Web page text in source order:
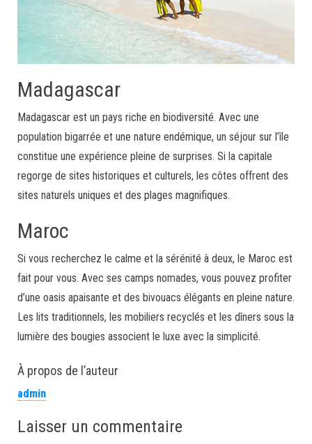
Madagascar
Madagascar est un pays riche en biodiversité. Avec une
population bigarrée et une nature endémique, un séjour sur l’île
constitue une expérience pleine de surprises. Si la capitale
regorge de sites historiques et culturels, les côtes offrent des
sites naturels uniques et des plages magnifiques.
Maroc
Si vous recherchez le calme et la sérénité à deux, le Maroc est
fait pour vous. Avec ses camps nomades, vous pouvez profiter
d’une oasis apaisante et des bivouacs élégants en pleine nature.
Les lits traditionnels, les mobiliers recyclés et les dîners sous la
lumière des bougies associent le luxe avec la simplicité.
À propos de l’auteur
admin
Laisser un commentaire